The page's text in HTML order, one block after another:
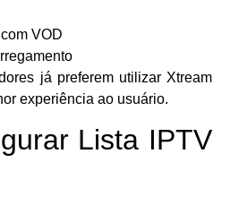
VOD
já preferem utilizar Xtream
experiência ao usuário.
Lista IPTV